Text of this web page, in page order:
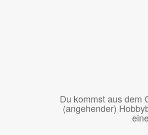
Du kommst aus dem
(angehender)